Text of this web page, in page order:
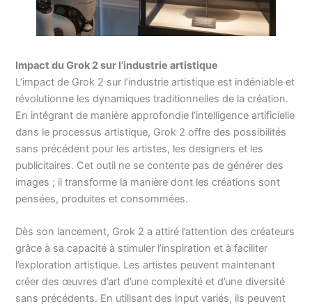
Impact du Grok 2 sur l’industrie artistique
L’impact de Grok 2 sur l’industrie artistique est indéniable et
révolutionne les dynamiques traditionnelles de la création.
En intégrant de manière approfondie l’intelligence artificielle
dans le processus artistique, Grok 2 offre des possibilités
sans précédent pour les artistes, les designers et les
publicitaires. Cet outil ne se contente pas de générer des
images ; il transforme la manière dont les créations sont
pensées, produites et consommées.
Dès son lancement, Grok 2 a attiré l’attention des créateurs
grâce à sa capacité à stimuler l’inspiration et à faciliter
l’exploration artistique. Les artistes peuvent maintenant
créer des œuvres d’art d’une complexité et d’une diversité
sans précédents. En utilisant des input variés, ils peuvent